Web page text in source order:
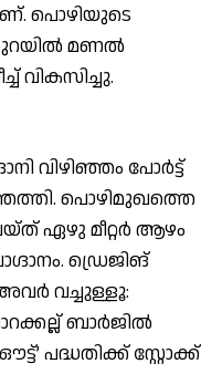
പൊഴിയുടെ
മണല്‍
വികസിച്ചു.
വിഴിഞ്ഞം പോര്‍ട്ട്
പൊഴിമുഖത്തെ
ഏഴു മീറ്റര്‍ ആഴം
ഡ്രെജിങ്
വച്ചുള്ളൂ:
ബാര്‍ജില്‍
പദ്ധതിക്ക് സ്റ്റോക്ക്